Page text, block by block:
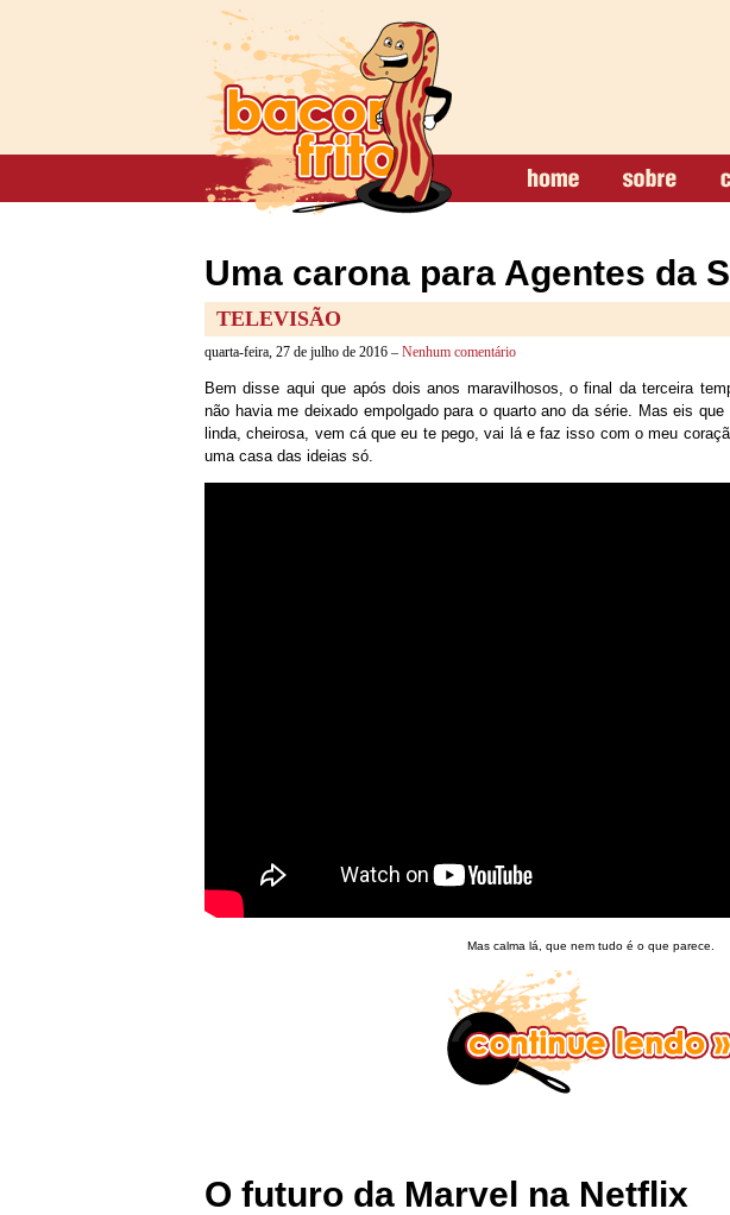
Uma carona para Agentes da
TELEVISÃO
quarta-feira, 27 de julho de 2016 – Nenhum comentário
Bem disse aqui que após dois anos maravilhosos, o final da terceira
não havia me deixado empolgado para o quarto ano da série. Mas eis que
linda, cheirosa, vem cá que eu te pego, vai lá e faz isso com o meu
uma casa das ideias só.
Mas calma lá, que nem tudo é o que parece.
O futuro da Marvel na Netflix